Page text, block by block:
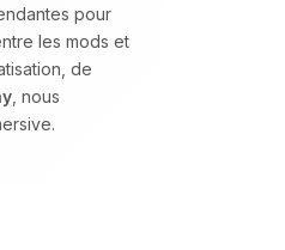
pour
les mods et
de
, nous